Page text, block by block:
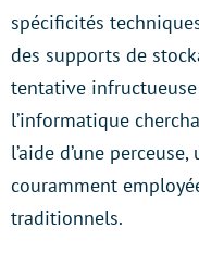
spécificités
des supports de
tentative
l’informatique
l’aide d’une
couramment
traditionnels.